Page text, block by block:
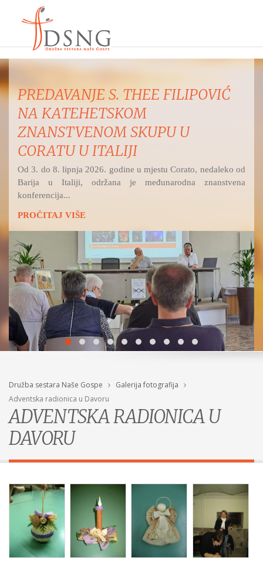
MISNO SLAVLJE IZ ŽUPE
UZVIŠENJA SV. KRIŽA, OSIJEK -
RETFALA I PREDSTAVLJANJE
DSNG
Hrvatski katolički radio na Bijelu nedjelju i svetkovinu
Božjega milosrđa prenosi svetu misu...
PROČITAJ VIŠE
Družba sestara Naše Gospe
Galerija fotografija
Adventska radionica u Davoru
ADVENTSKA RADIONICA U
DAVORU